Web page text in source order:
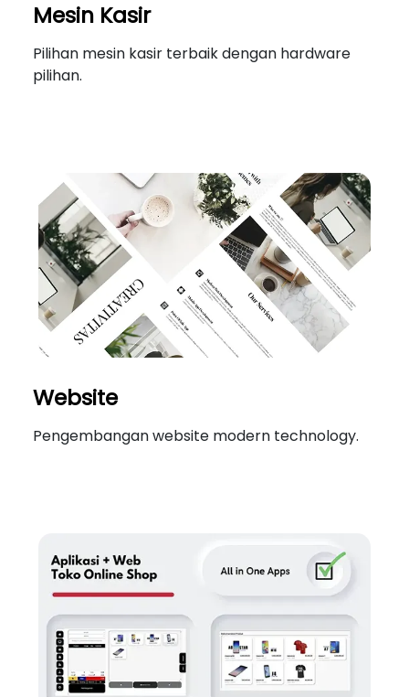
Mesin Kasir
Pilihan mesin kasir terbaik dengan hardware
pilihan.
Website
Pengembangan website modern technology.